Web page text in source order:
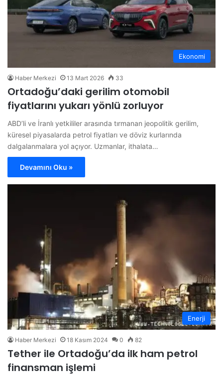
Ekonomi
Haber Merkezi 13 Mart 2026 33
Ortadoğu’daki gerilim otomobil
fiyatlarını yukarı yönlü zorluyor
ABD’li ve İranlı yetkililer arasında tırmanan jeopolitik gerilim,
küresel piyasalarda petrol fiyatları ve döviz kurlarında
dalgalanmalara yol açıyor. Uzmanlar, ithalata…
Devamını Oku »
Enerji
Haber Merkezi 18 Kasım 2024 0 82
Tether ile Ortadoğu’da ilk ham petrol
finansman işlemi